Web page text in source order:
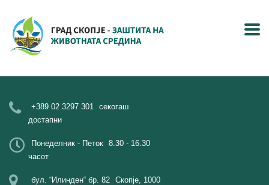
+389 02 3297 301 секогаш
достапни
Понеделник - Петок 8.30 - 16.30
часот
бул. “Илинден“ бр. 82 Скопје, 1000